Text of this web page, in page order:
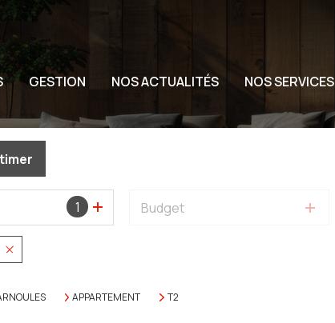
GESTION NOS ACTUALITÉS NOS SERVICES
1 Budget
APPARTEMENT T2